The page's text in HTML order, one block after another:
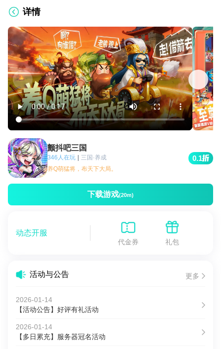
详情
颤抖吧三国
346人在玩 | 三国·养成
养Q萌猛将，布天下大局。
0.1
下载游戏(20m)
动态开服
代金券 礼包
活动与公告 更多
2026-01-14
【活动公告】好评有礼活动
2026-01-14
【多日累充】服务器冠名活动